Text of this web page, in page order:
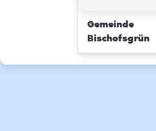
Gemeinde
Bischofsgrün